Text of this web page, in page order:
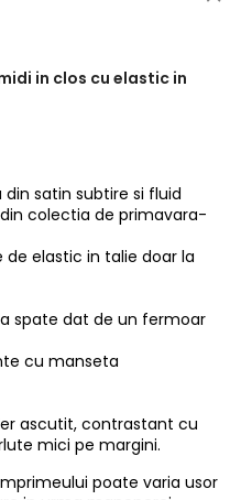
in clos cu elastic in
din satin subtire si fluid
colectia de primavara-
de elastic in talie doar la
spate dat de un fermoar
cu manseta
ascutit, contrastant cu
mici pe margini.
poate varia usor